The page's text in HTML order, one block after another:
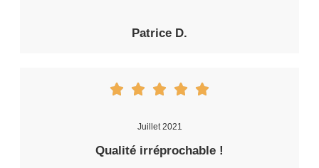
Patrice D.
Juillet 2021
Qualité irréprochable !